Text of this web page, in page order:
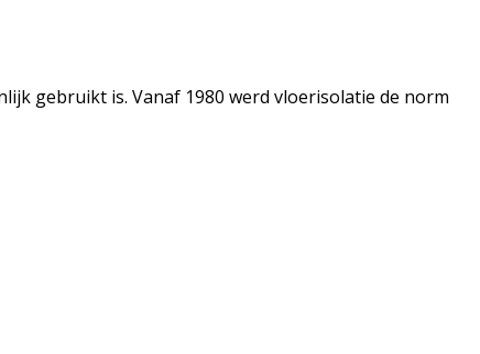
gebruikt is. Vanaf 1980 werd vloerisolatie de norm